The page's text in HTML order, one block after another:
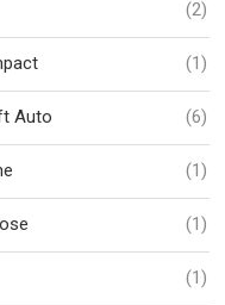
(2)
(1)
Auto (6)
(1)
(1)
(1)